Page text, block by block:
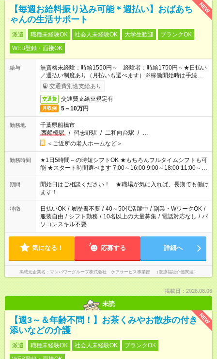
NEW
【毎週お給料振り込み可能＊週払い】おばあち
ゃんの生活サポート
派遣 職種未経験OK 社会人未経験OK 大学生歓迎
ブランクOK
WEB登録・面接OK
給与
無資格未経験：時給1550円～ 経験者：時給1750円～★日払い
／週払い制度あり（月払いも選べます）※稼働開始時は手続き完
了次第のお支払いとなります。
交通費別途支給あり
交通費 交通費支給※規定有
月収例 5～10万円
勤務地
千葉県船橋市
西船橋駅
/ 習志野駅 / 二和向台駅 / …
＜ご近所の老人ホームなど＞
勤務時間
★1日5時間～の時短シフトOK ★もちろんフルタイムシフトも可
能 ★スタート時間選べます 7:00～16:00 9:00～18:00 11:00～
20:00 など 残業なし！ ※Wワークの場合、他のお仕事と合わせ
週40時間超の就業はご案内できません ※法令に基づき、週20時
間以上勤務は社会保険への加入対象となります ※労働者派遣法
（日雇い派遣の原則禁止）により、短時間・短期間の就業はご
案内が難しい場合があります
期間
開始日はご相談ください！ ★職場が気に入れば、長期でも働け
ます！
特徴 日払いOK / 履歴書不要 / 40～50代活躍中 / 副業・WワークOK /
服装自由 / シフト勤務 / 10名以上の大量募集 / 電話対応なし / パ
ソコンスキル不要
気になる！ 応募する 詳細へ
掲載元企業名 マンパワーグループ株式会社 ケアサービス事業部 （医療福祉介護関連）
掲載日：2026.08.06
未読
NEW
【週3～＆年齢不問！】お茶くみやお散歩の付き
添いなどの介護
派遣 職種未経験OK 社会人未経験OK
ブランクOK